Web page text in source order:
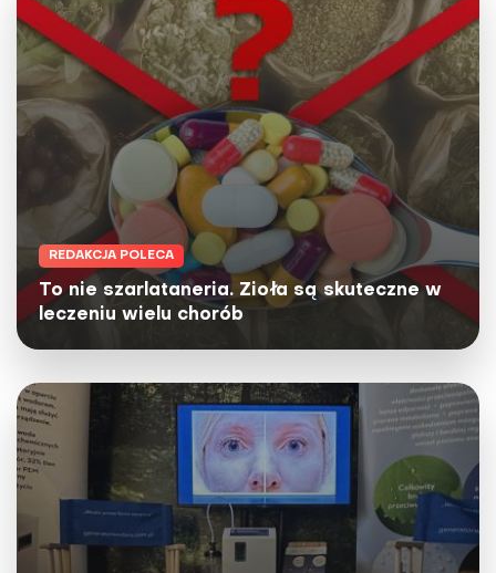
REDAKCJA POLECA
To nie szarlataneria. Zioła są skuteczne w
leczeniu wielu chorób